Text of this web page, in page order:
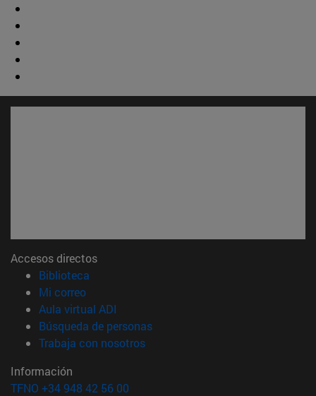
Accesos directos
Biblioteca
Mi correo(abre en nueva ventana)
Aula virtual ADI
Búsqueda de personas(abre en nueva ventana)
Trabaja con nosotros(abre en nueva ventana)
Información
TFNO +34 948 42 56 00